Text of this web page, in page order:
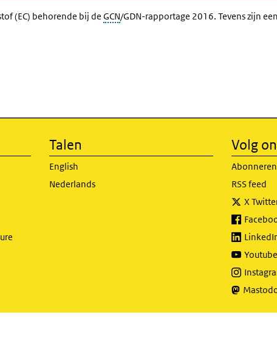
(EC) behorende bij de GCN/GDN-rapportage 2016. Tevens zijn
Talen
English
Nederlands
Volg
RSS feed
X
Youtube